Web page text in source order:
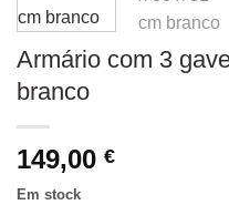
Armário com 3
branco
149,00 €
Em stock